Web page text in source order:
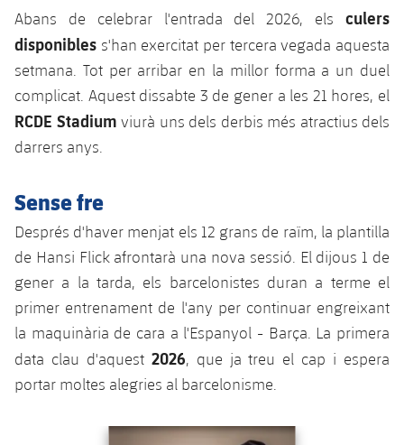
La Masia
Serveis Mèdics
Accessibilitat
plusicon
més
Acreditacions
Instal·lacions
SUB8 B
Jugadors
Història
Palmarès
Jugadors
Fotos
Cadet B
Infantil A
Infantil B
Calendari
Entrades
Resultats
Jugadors
Fotos
Palmarès
Actualitat
Calendari
Resultats
Classificació
Base
plusicon
més
Actualitat
Juvenil
Infantil
Aleví
Campus Verano
PLUSICON
MÉS
Actualitat
Calendari
Entrades
Resultats
Barça Atlètic
plusicon
més
Actualitat
Calendari
Resultats
Base
plusicon
més
Actualitat
Barça C
Campus Estiu
PLUSICON
MÉS
Informació general
plusicon
Abans de celebrar l'entrada del 2026, els culers
disponibles s'han exercitat per tercera vegada aquesta
setmana. Tot per arribar en la millor forma a un duel
complicat. Aquest dissabte 3 de gener a les 21 hores, el
RCDE Stadium viurà uns dels derbis més atractius dels
darrers anys.
Sense fre
Després d'haver menjat els 12 grans de raïm, la plantilla
de Hansi Flick afrontarà una nova sessió. El dijous 1 de
gener a la tarda, els barcelonistes duran a terme el
primer entrenament de l'any per continuar engreixant
la maquinària de cara a l'Espanyol - Barça. La primera
data clau d'aquest 2026, que ja treu el cap i espera
portar moltes alegries al barcelonisme.
label.aria.chevronleft